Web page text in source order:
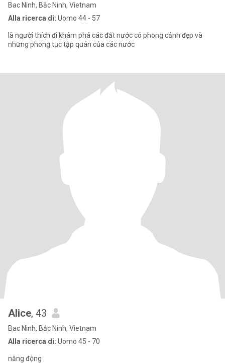
Bac Ninh, Bắc Ninh, Vietnam
Alla ricerca di: Uomo 44 - 57
là người thích đi khám phá các đất nước có phong cảnh đẹp và
những phong tục tập quán của các nước
Alice, 43
Bac Ninh, Bắc Ninh, Vietnam
Alla ricerca di: Uomo 45 - 70
năng động